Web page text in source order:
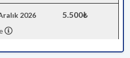
2026 5.500₺